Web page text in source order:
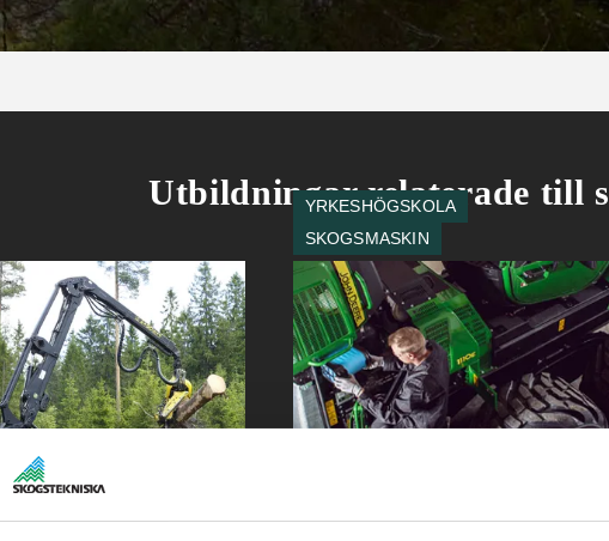
Utbildningar relaterade till
YRKESHÖGSKOLA
SKOGSMASKIN